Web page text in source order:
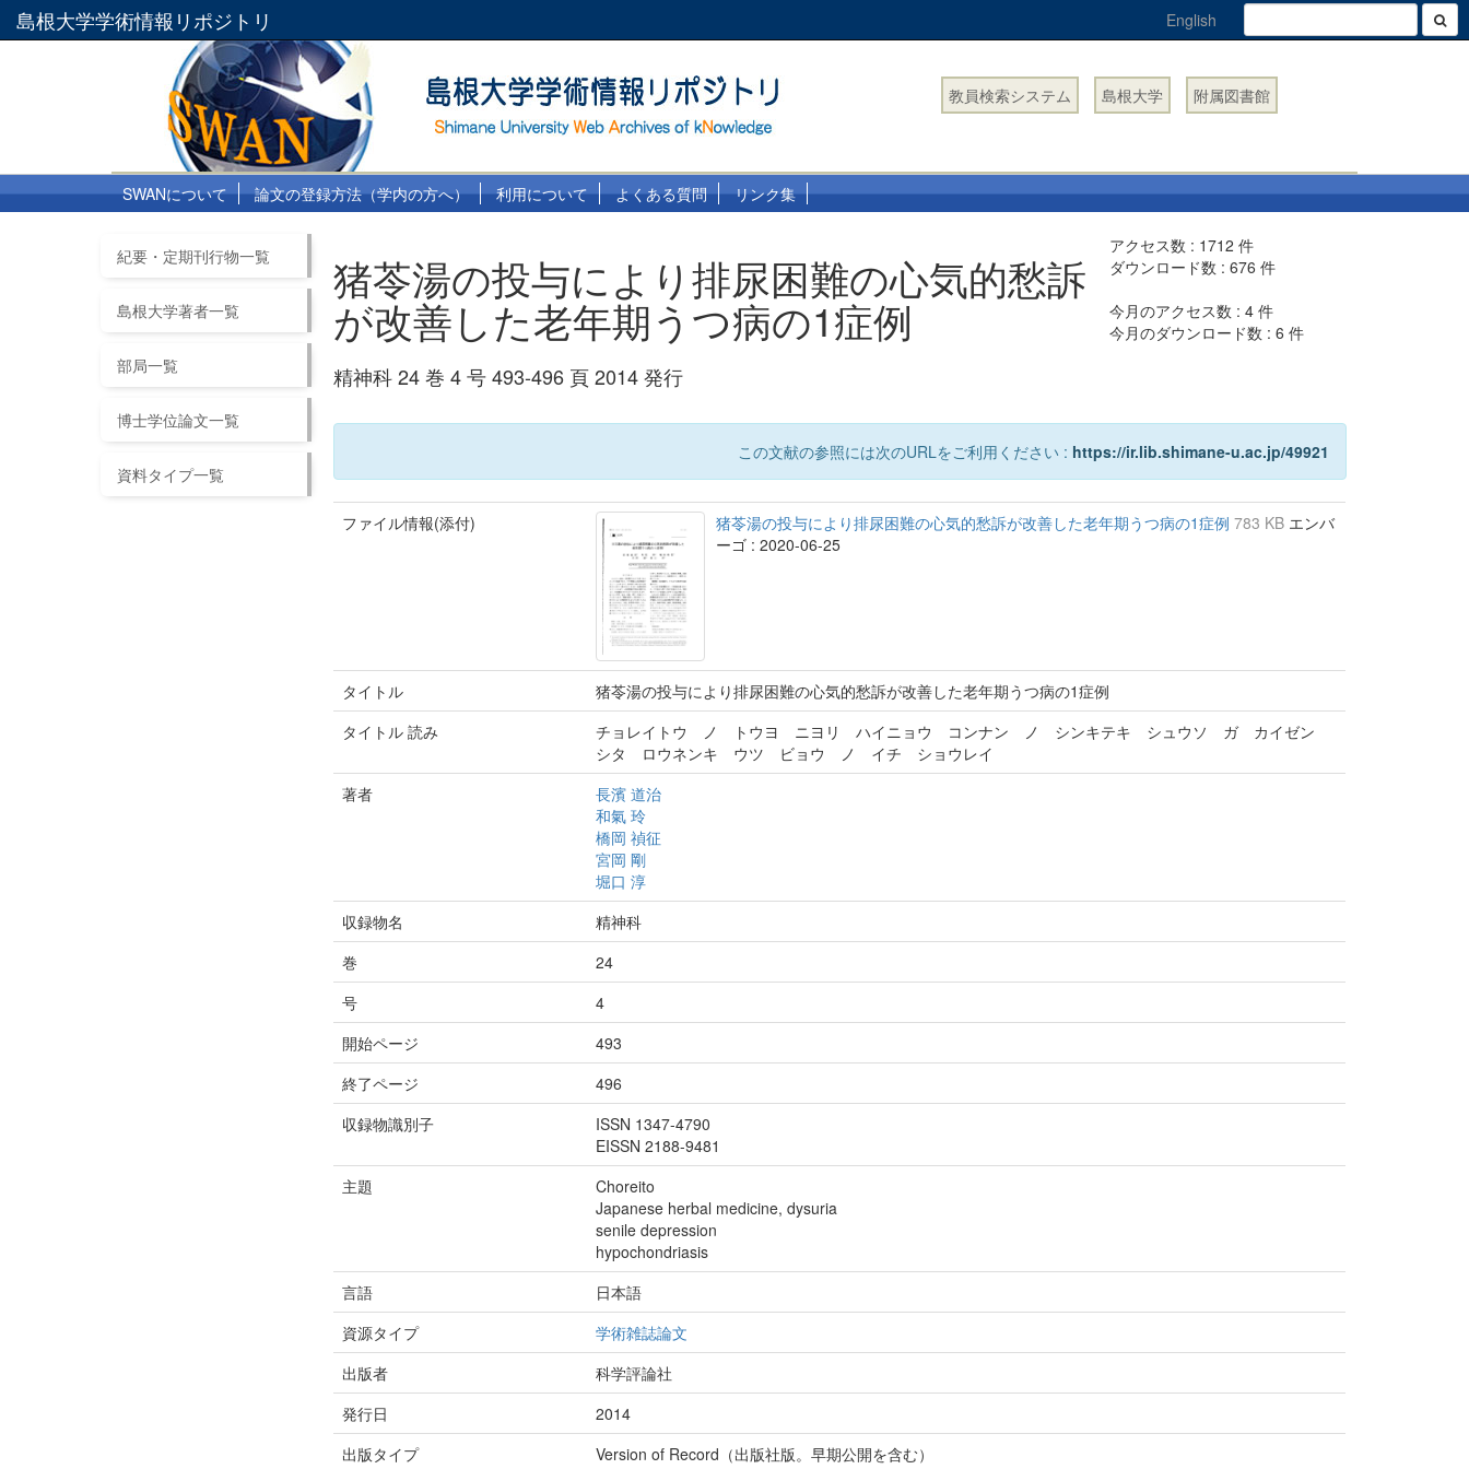
島根大学学術情報リポジトリ English
教員検索システム 島根大学 附属図書館
SWANについて 論文の登録方法（学内の方へ） 利用について よくある質問 リンク集
紀要・定期刊行物一覧
島根大学著者一覧
部局一覧
博士学位論文一覧
資料タイプ一覧
猪苓湯の投与により排尿困難の心気的愁訴
が改善した老年期うつ病の1症例
精神科 24 巻 4 号 493-496 頁 2014 発行
アクセス数 : 1712 件
ダウンロード数 :676 件
今月のアクセス数 :4 件
今月のダウンロード数 :6 件
この文献の参照には次のURLをご利用ください : https://ir.lib.shimane-u.ac.jp/49921
ファイル情報(添付) 猪苓湯の投与により排尿困難の心気的愁訴が改善した老年期うつ病の1症例783 KB エンバ
ーゴ : 2020-06-25
タイトル
猪苓湯の投与により排尿困難の心気的愁訴が改善した老年期うつ病の1症例
タイトル 読み
チョレイトウ ノ トウヨ ニヨリ ハイニョウ コンナン ノ シンキテキ シュウソ ガ カイゼン
シタ ロウネンキ ウツ ビョウ ノ イチ ショウレイ
著者
長濱 道治
和氣 玲
橋岡 禎征
宮岡 剛
堀口 淳
収録物名
精神科
巻
24
号
4
開始ページ
493
終了ページ
496
収録物識別子
ISSN 1347-4790
EISSN 2188-9481
主題
Choreito
Japanese herbal medicine, dysuria
senile depression
hypochondriasis
言語
日本語
資源タイプ
学術雑誌論文
出版者
科学評論社
発行日
2014
出版タイプ
Version of Record（出版社版。早期公開を含む）